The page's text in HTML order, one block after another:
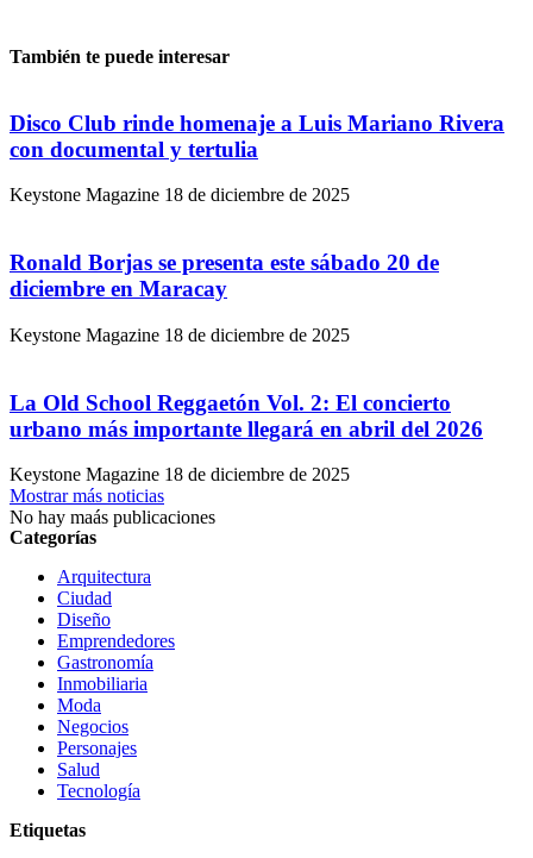
También te puede interesar
Disco Club rinde homenaje a Luis Mariano Rivera
con documental y tertulia
Keystone Magazine 18 de diciembre de 2025
Ronald Borjas se presenta este sábado 20 de
diciembre en Maracay
Keystone Magazine 18 de diciembre de 2025
La Old School Reggaetón Vol. 2: El concierto
urbano más importante llegará en abril del 2026
Keystone Magazine 18 de diciembre de 2025
Mostrar más noticias
No hay maás publicaciones
Categorías
Arquitectura
Ciudad
Diseño
Emprendedores
Gastronomía
Inmobiliaria
Moda
Negocios
Personajes
Salud
Tecnología
Etiquetas